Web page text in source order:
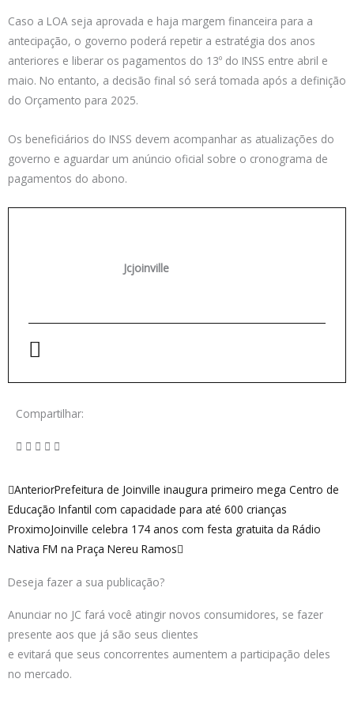
Caso a LOA seja aprovada e haja margem financeira para a
antecipação, o governo poderá repetir a estratégia dos anos
anteriores e liberar os pagamentos do 13º do INSS entre abril e
maio. No entanto, a decisão final só será tomada após a definição
do Orçamento para 2025.
Os beneficiários do INSS devem acompanhar as atualizações do
governo e aguardar um anúncio oficial sobre o cronograma de
pagamentos do abono.
Jcjoinville
Compartilhar:
Anterior
AnteriorPrefeitura de Joinville inaugura primeiro mega Centro de
Educação Infantil com capacidade para até 600 crianças
ProximoJoinville celebra 174 anos com festa gratuita da Rádio
Nativa FM na Praça Nereu Ramos
Próximo
Deseja fazer a sua publicação?
Anunciar no JC fará você atingir novos consumidores, se fazer
presente aos que já são seus clientes
e evitará que seus concorrentes aumentem a participação deles
no mercado.